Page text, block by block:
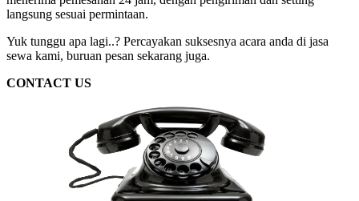
langsung sesuai permintaan.
Yuk tunggu apa lagi..? Percayakan suksesnya acara anda di jasa
sewa kami, buruan pesan sekarang juga.
CONTACT US